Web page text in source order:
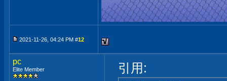
2021-11-26, 04:24 PM #12
pc
Elite Member 引用: